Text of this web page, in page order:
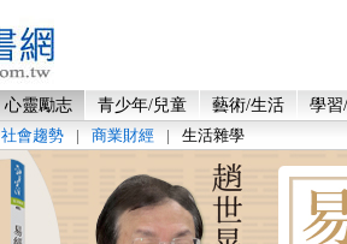
心靈勵志 青少年/兒童 藝術/生活
學習
社會趨勢 | 商業財經 | 生活雜學